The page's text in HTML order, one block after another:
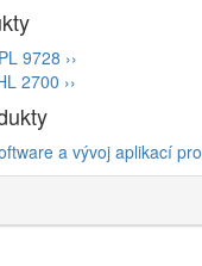
9728 ››
2700 ››
a vývoj aplikací